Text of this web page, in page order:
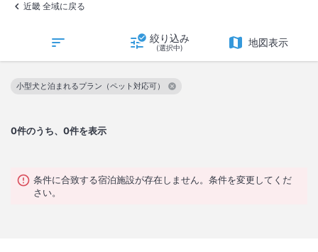
近畿 全域に戻る
絞り込み
(選択中) 地図表示
0件のうち、0件を表示
小型犬と泊まれるプラン（ペット対応可）
この絞り込み条件を解除
条件に合致する宿泊施設が存在しません。条件を変更してくだ
さい。